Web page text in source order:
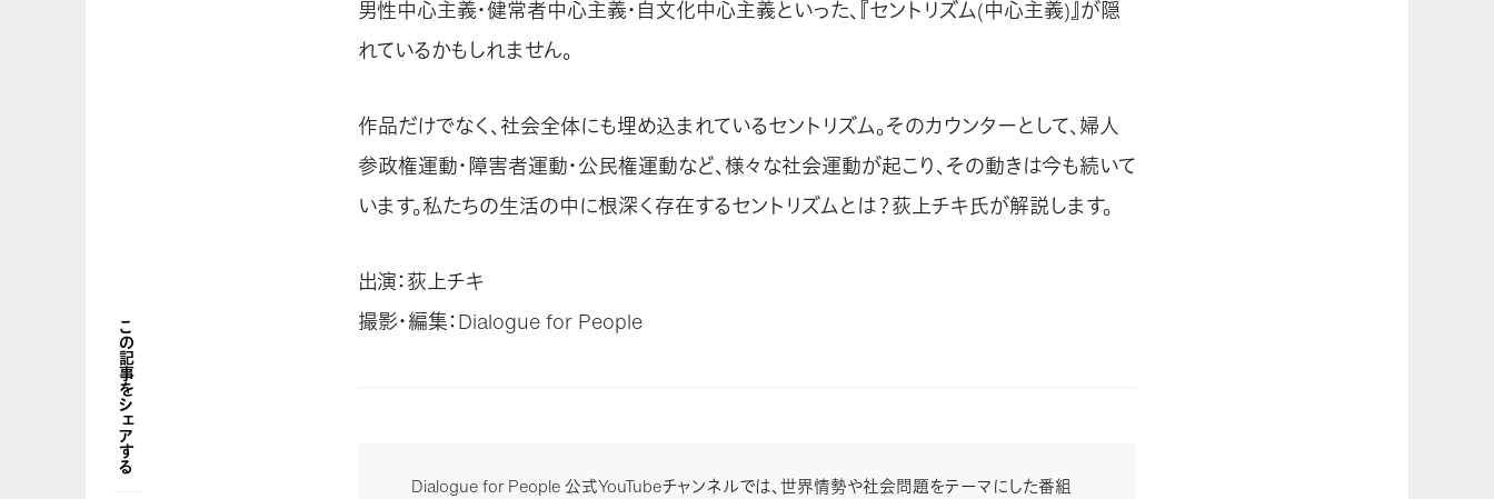
男性中心主義・健常者中心主義・自文化中心主義といった、『セントリズム(中心主義)』が隠
れているかもしれません。
作品だけでなく、社会全体にも埋め込まれているセントリズム。そのカウンターとして、婦人
参政権運動・障害者運動・公民権運動など、様々な社会運動が起こり、その動きは今も続いて
います。私たちの生活の中に根深く存在するセントリズムとは？荻上チキ氏が解説します。
出演：荻上チキ
撮影・編集：Dialogue for People
Dialogue for People 公式YouTubeチャンネルでは、世界情勢や社会問題をテーマにした番組
この記事をシェアする